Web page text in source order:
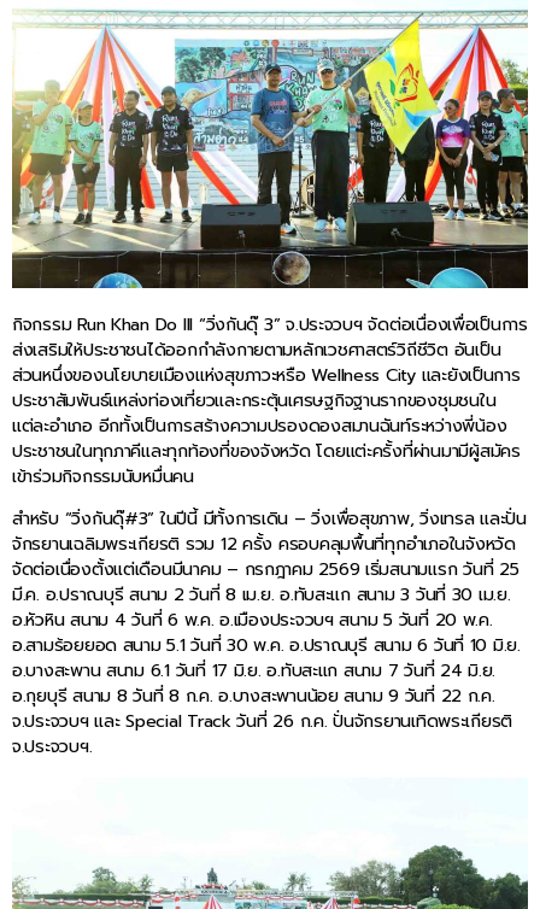
กิจกรรม Run Khan Do III “วิ่งกันดุ๊ 3” จ.ประจวบฯ จัดต่อเนื่องเพื่อเป็นการ
ส่งเสริมให้ประชาชนได้ออกกำลังกายตามหลักเวชศาสตร์วิถีชีวิต อันเป็น
ส่วนหนึ่งของนโยบายเมืองแห่งสุขภาวะหรือ Wellness City และยังเป็นการ
ประชาสัมพันธ์แหล่งท่องเที่ยวและกระตุ้นเศรษฐกิจฐานรากของชุมชนใน
แต่ละอำเภอ อีกทั้งเป็นการสร้างความปรองดองสมานฉันท์ระหว่างพี่น้อง
ประชาชนในทุกภาคีและทุกท้องที่ของจังหวัด โดยแต่ะครั้งที่ผ่านมามีผู้สมัคร
เข้าร่วมกิจกรรมนับหมื่นคน
สำหรับ “วิ่งกันดุ๊#3” ในปีนี้ มีทั้งการเดิน – วิ่งเพื่อสุขภาพ, วิ่งเทรล และปั่น
จักรยานเฉลิมพระเกียรติ รวม 12 ครั้ง ครอบคลุมพื้นที่ทุกอำเภอในจังหวัด
จัดต่อเนื่องตั้งแต่เดือนมีนาคม – กรกฎาคม 2569 เริ่มสนามแรก วันที่ 25
มี.ค. อ.ปราณบุรี สนาม 2 วันที่ 8 เม.ย. อ.ทับสะแก สนาม 3 วันที่ 30 เม.ย.
อ.หัวหิน สนาม 4 วันที่ 6 พ.ค. อ.เมืองประจวบฯ สนาม 5 วันที่ 20 พ.ค.
อ.สามร้อยยอด สนาม 5.1 วันที่ 30 พ.ค. อ.ปราณบุรี สนาม 6 วันที่ 10 มิ.ย.
อ.บางสะพาน สนาม 6.1 วันที่ 17 มิ.ย. อ.ทับสะแก สนาม 7 วันที่ 24 มิ.ย.
อ.กุยบุรี สนาม 8 วันที่ 8 ก.ค. อ.บางสะพานน้อย สนาม 9 วันที่ 22 ก.ค.
จ.ประจวบฯ และ Special Track วันที่ 26 ก.ค. ปั่นจักรยานเทิดพระเกียรติ
จ.ประจวบฯ.